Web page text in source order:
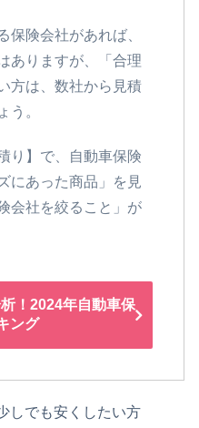
保険会社があれば、
ありますが、「合理
方は、数社から見積
う。
り】で、自動車保険
にあった商品」を見
会社を絞ること」が
！2024年自動車保
ング
しでも安くしたい方